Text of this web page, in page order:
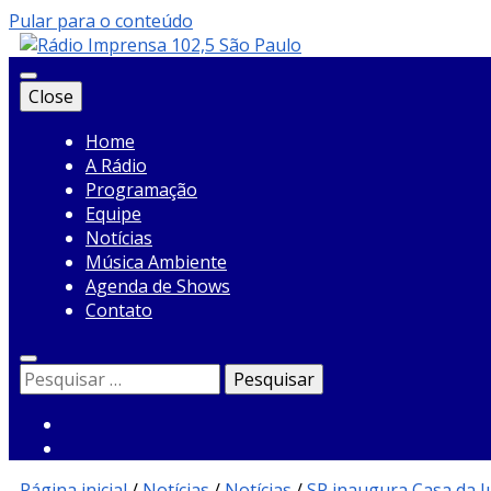
Pular para o conteúdo
Rádio
Close
Home
A Rádio
Programação
Equipe
Notícias
Música Ambiente
Agenda de Shows
Contato
Pesquisar
por: